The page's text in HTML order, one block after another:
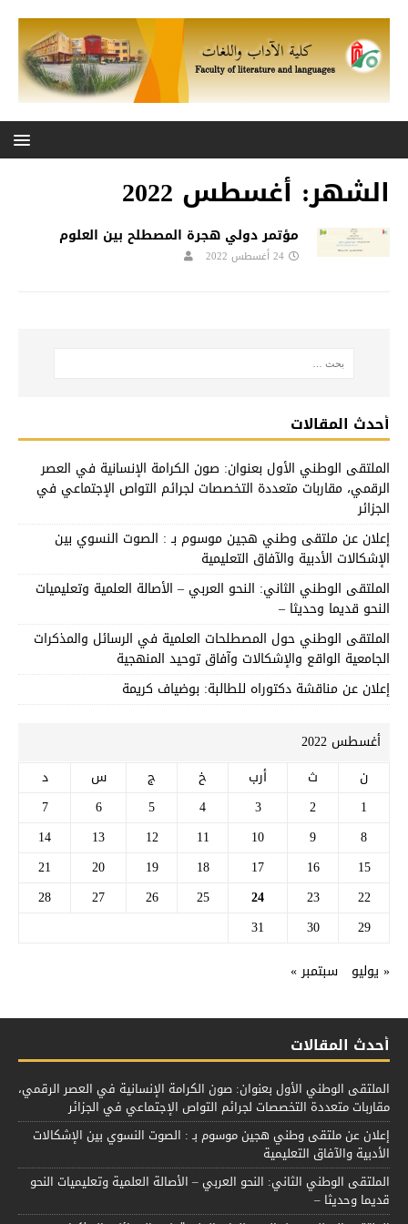
الشهر: أغسطس 2022
مؤتمر دولي هجرة المصطلح بين العلوم
24 أغسطس 2022
أحدث المقالات
الملتقى الوطني الأول بعنوان: صون الكرامة الإنسانية في العصر
الرقمي، مقاربات متعددة التخصصات لجرائم التواص الإجتماعي في
الجزائر
إعلان عن ملتقى وطني هجين موسوم بـ : الصوت النسوي بين
الإشكالات الأدبية والآفاق التعليمية
الملتقى الوطني الثاني: النحو العربي – الأصالة العلمية وتعليميات
النحو قديما وحديثا –
الملتقى الوطني حول المصطلحات العلمية في الرسائل والمذكرات
الجامعية الواقع والإشكالات وآفاق توحيد المنهجية
إعلان عن مناقشة دكتوراه للطالبة: بوضياف كريمة
أغسطس 2022
ن
ث أرب خ ج س
د
1
2
3
4
5
6
7
8
9
10
11
12
13
14
15
16
17
18
19
20
21
22
23
24
25
26
27
28
29
30
31
« يوليو سبتمبر »
أحدث المقالات
الملتقى الوطني الأول بعنوان: صون الكرامة الإنسانية في العصر الرقمي،
مقاربات متعددة التخصصات لجرائم التواص الإجتماعي في الجزائر
إعلان عن ملتقى وطني هجين موسوم بـ : الصوت النسوي بين الإشكالات
الأدبية والآفاق التعليمية
الملتقى الوطني الثاني: النحو العربي – الأصالة العلمية وتعليميات النحو
قديما وحديثا –